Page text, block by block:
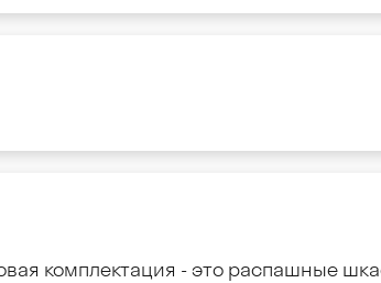
комплектация - это распашные